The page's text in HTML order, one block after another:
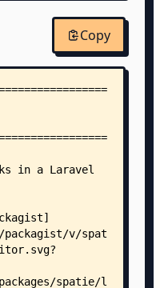
tasks.blade.php
tasks.blade.php
for-monitoring-
Copy